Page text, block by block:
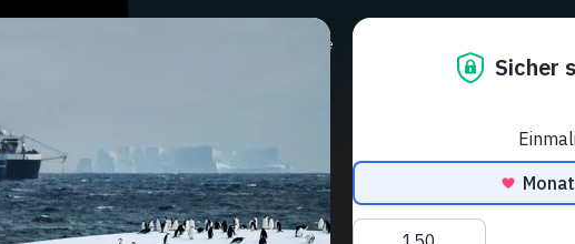
Campagne